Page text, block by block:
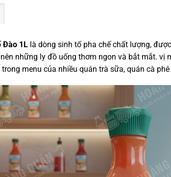
Đào 1Llà dòng sinh tố pha chế chất lượng,
những ly đồ uống thơm ngon và bắt mắt. vị
menu của nhiều quán trà sữa, quán cà